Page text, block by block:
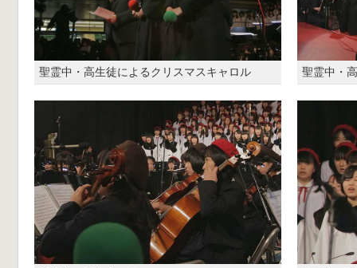
聖霊中・高生徒によるクリスマスキャロル 聖霊中・